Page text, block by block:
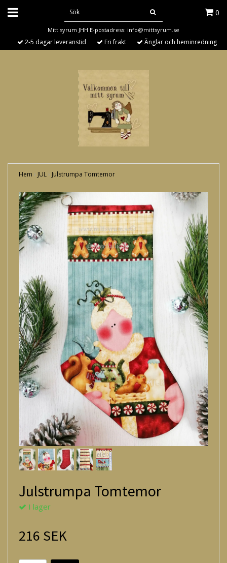
0
Mitt syrum JHH E-postadress: info@mittsyrum.se
2-5 dagar leveranstid Fri frakt Änglar och heminredning
Hem › JUL › Julstrumpa Tomtemor
Julstrumpa Tomtemor
I lager
216 SEK